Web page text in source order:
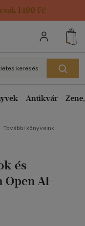
1499 Ft!
keresés
Antikvár
További könyveink
és
Open AI-